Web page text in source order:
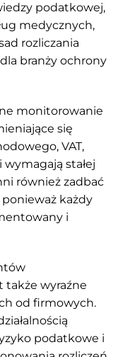
podatkowej,
medycznych,
rozliczania
branży ochrony
monitorowanie
się
VAT,
stałej
również zadbać
każdy
i
także wyraźne
od firmowych.
podatkowe i